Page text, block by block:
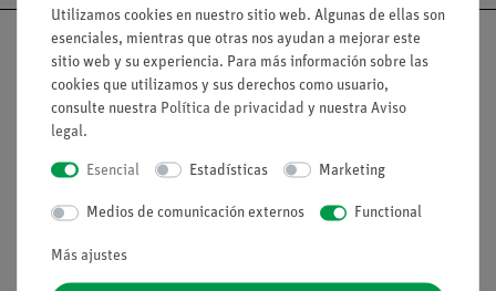
Nach oben
Aviso lega
Contacto
Utilizamos cookies en nuestro sitio web. Algunas de ellas son
esenciales, mientras que otras nos ayudan a mejorar este
sitio web y su experiencia. Para más información sobre las
cookies que utilizamos y sus derechos como usuario,
consulte nuestra Política de privacidad y nuestra Aviso
legal.
Esencial Estadísticas Marketing
Medios de comunicación externos Functional
Más ajustes